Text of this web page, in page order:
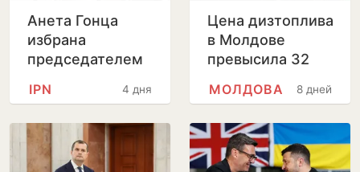
Анета Гонца
избрана
председателем
телевидению и
отставки
Лилианы Вицу
4 дня
IPN
Цена дизтоплива
в Молдове
превысила 32
8 дней
МОЛДОВА